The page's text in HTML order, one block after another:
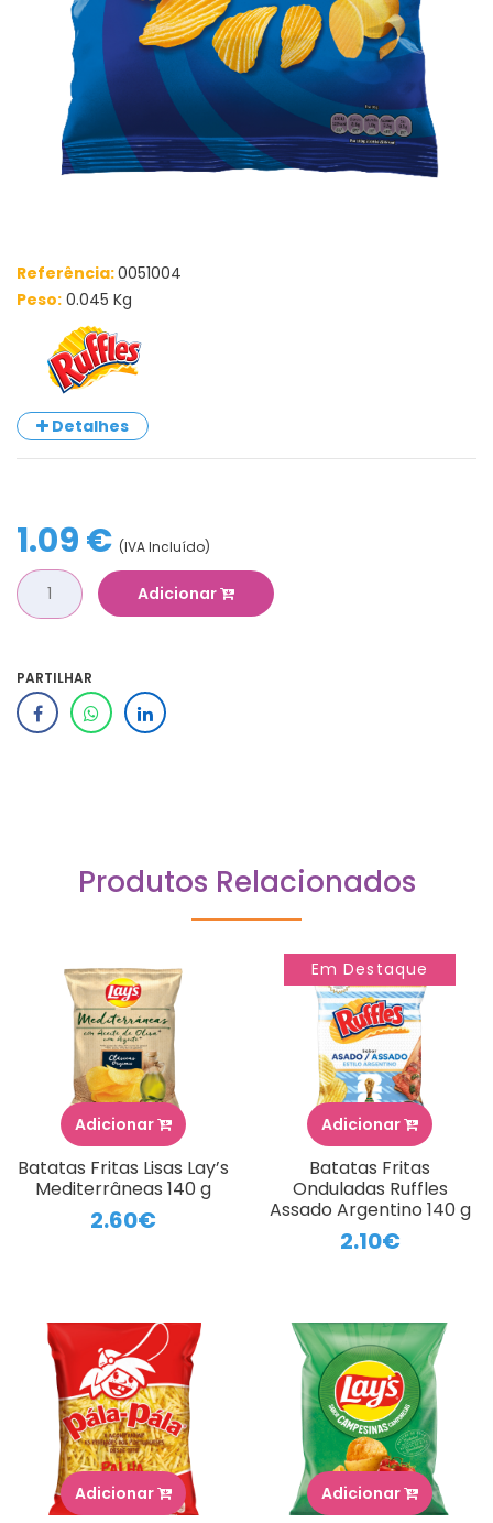
Referência:0051004
Peso: 0.045 Kg
Detalhes
1.09 € (IVA Incluído)
Adicionar
PARTILHAR
Produtos Relacionados
Adicionar
Batatas Fritas Lisas Lay’s
Mediterrâneas 140 g
2.60€
Em Destaque
Adicionar
Batatas Fritas
Onduladas Ruffles
Assado Argentino 140 g
2.10€
Adicionar Adicionar